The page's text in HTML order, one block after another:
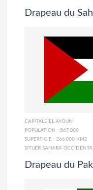
Drapeau du
CAPITALE EL AYOUN
POPULATION : 567.000
SUPERFICIE : 266.000 KM2
SITUER SAHARA
Drapeau du